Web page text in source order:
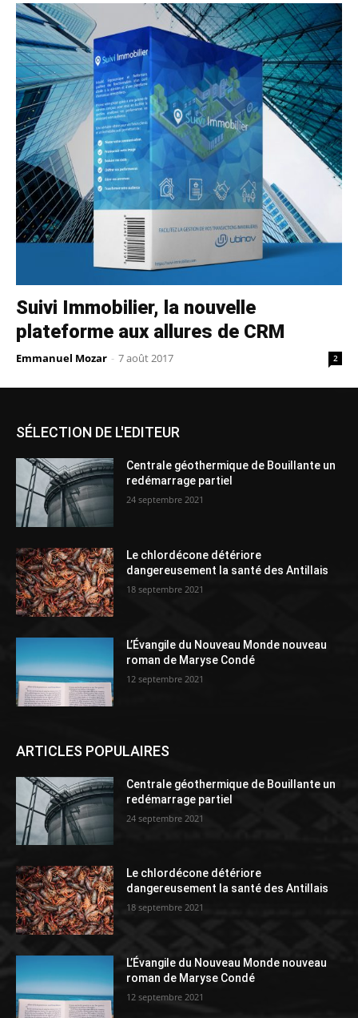
Suivi Immobilier, la nouvelle
plateforme aux allures de CRM
Emmanuel Mozar - 7 août 2017 2
SÉLECTION DE L'EDITEUR
Centrale géothermique de Bouillante un
redémarrage partiel
24 septembre 2021
Le chlordécone détériore
dangereusement la santé des Antillais
18 septembre 2021
L’Évangile du Nouveau Monde nouveau
roman de Maryse Condé
12 septembre 2021
ARTICLES POPULAIRES
Centrale géothermique de Bouillante un
redémarrage partiel
24 septembre 2021
Le chlordécone détériore
dangereusement la santé des Antillais
18 septembre 2021
L’Évangile du Nouveau Monde nouveau
roman de Maryse Condé
12 septembre 2021